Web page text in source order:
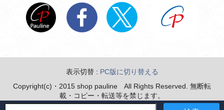
表示切替 : PC版に切り替える
Copyright(c)・2015 shop pauline All Rights Reserved. 無断転
載・コピー・転送等を禁じます。